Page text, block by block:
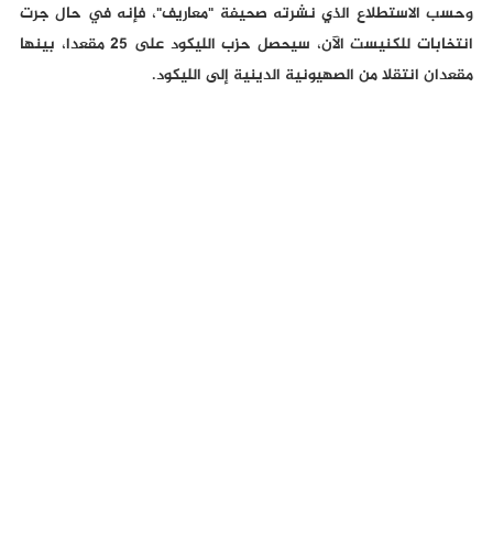
وحسب الاستطلاع الذي نشرته صحيفة "معاريف"، فإنه في حال جرت
انتخابات للكنيست الآن، سيحصل حزب الليكود على 25 مقعدا، بينها
مقعدان انتقلا من الصهيونية الدينية إلى الليكود.